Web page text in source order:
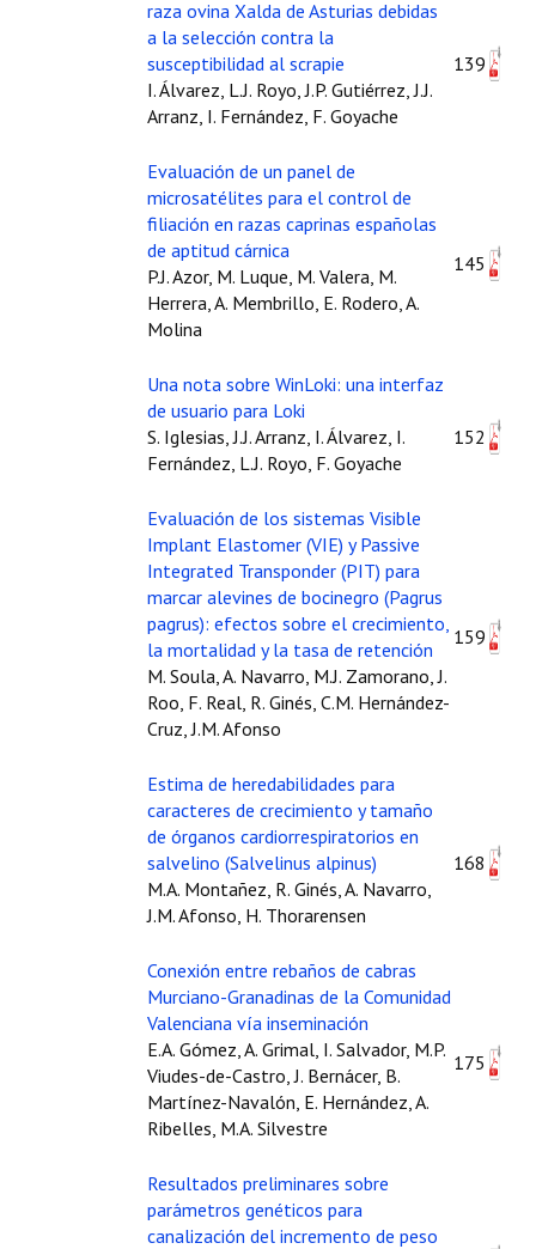
raza ovina Xalda de Asturias debidas
a la selección contra la
susceptibilidad al scrapie
I. Álvarez, L.J. Royo, J.P. Gutiérrez, J.J.
Arranz, I. Fernández, F. Goyache
139
Evaluación de un panel de
microsatélites para el control de
filiación en razas caprinas españolas
de aptitud cárnica
P.J. Azor, M. Luque, M. Valera, M.
Herrera, A. Membrillo, E. Rodero, A.
Molina
145
Una nota sobre WinLoki: una interfaz
de usuario para Loki
S. Iglesias, J.J. Arranz, I. Álvarez, I.
Fernández, L.J. Royo, F. Goyache
152
Evaluación de los sistemas Visible
Implant Elastomer (VIE) y Passive
Integrated Transponder (PIT) para
marcar alevines de bocinegro (Pagrus
pagrus): efectos sobre el crecimiento,
la mortalidad y la tasa de retención
M. Soula, A. Navarro, M.J. Zamorano, J.
Roo, F. Real, R. Ginés, C.M. Hernández-
Cruz, J.M. Afonso
159
Estima de heredabilidades para
caracteres de crecimiento y tamaño
de órganos cardiorrespiratorios en
salvelino (Salvelinus alpinus)
M.A. Montañez, R. Ginés, A. Navarro,
J.M. Afonso, H. Thorarensen
168
Conexión entre rebaños de cabras
Murciano-Granadinas de la Comunidad
Valenciana vía inseminación
E.A. Gómez, A. Grimal, I. Salvador, M.P.
Viudes-de-Castro, J. Bernácer, B.
Martínez-Navalón, E. Hernández, A.
Ribelles, M.A. Silvestre
175
Resultados preliminares sobre
parámetros genéticos para
canalización del incremento de peso